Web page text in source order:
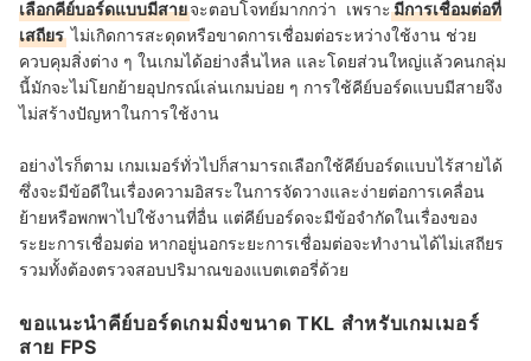
เลือกคีย์บอร์ดแบบมีสายจะตอบโจทย์มากกว่า เพราะมีการเชื่อมต่อที่
เสถียร ไม่เกิดการสะดุดหรือขาดการเชื่อมต่อระหว่างใช้งาน ช่วย
ควบคุมสิ่งต่าง ๆ ในเกมได้อย่างลื่นไหล และโดยส่วนใหญ่แล้วคนกลุ่ม
นี้มักจะไม่โยกย้ายอุปกรณ์เล่นเกมบ่อย ๆ การใช้คีย์บอร์ดแบบมีสายจึง
ไม่สร้างปัญหาในการใช้งาน
อย่างไรก็ตาม เกมเมอร์ทั่วไปก็สามารถเลือกใช้คีย์บอร์ดแบบไร้สายได้
ซึ่งจะมีข้อดีในเรื่องความอิสระในการจัดวางและง่ายต่อการเคลื่อน
ย้ายหรือพกพาไปใช้งานที่อื่น แต่คีย์บอร์ดจะมีข้อจำกัดในเรื่องของ
ระยะการเชื่อมต่อ หากอยู่นอกระยะการเชื่อมต่อจะทำงานได้ไม่เสถียร
รวมทั้งต้องตรวจสอบปริมาณของแบตเตอรี่ด้วย
ขอแนะนำคีย์บอร์ดเกมมิ่งขนาด TKL สำหรับเกมเมอร์
สาย FPS